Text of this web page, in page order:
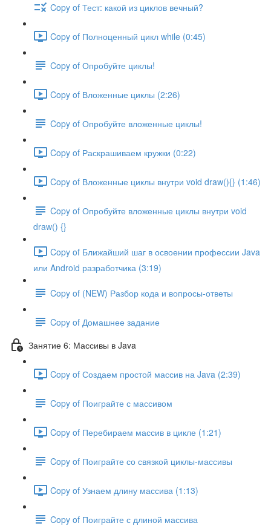
Copy of Тест: какой из циклов вечный?
Copy of Полноценный цикл while (0:45)
Copy of Опробуйте циклы!
Copy of Вложенные циклы (2:26)
Copy of Опробуйте вложенные циклы!
Copy of Раскрашиваем кружки (0:22)
Copy of Вложенные циклы внутри void draw(){} (1:46)
Copy of Опробуйте вложенные циклы внутри void
draw() {}
Copy of Ближайший шаг в освоении профессии Java
или Android разработчика (3:19)
Copy of (NEW) Разбор кода и вопросы-ответы
Copy of Домашнее задание
Занятие 6: Массивы в Java
Copy of Создаем простой массив на Java (2:39)
Copy of Поиграйте с массивом
Copy of Перебираем массив в цикле (1:21)
Copy of Поиграйте со связкой циклы-массивы
Copy of Узнаем длину массива (1:13)
Copy of Поиграйте с длиной массива